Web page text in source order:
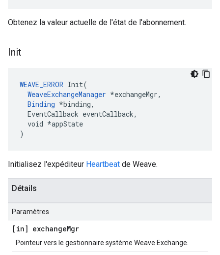
Obtenez la valeur actuelle de l'état de l'abonnement.
Init
WEAVE_ERROR Init(
WeaveExchangeManager *exchangeMgr,
Binding *binding,
  EventCallback eventCallback,
  void *appState
)
Initialisez l'expéditeur Heartbeat de Weave.
Détails
Paramètres
[in] exchangeMgr
Pointeur vers le gestionnaire système Weave Exchange.